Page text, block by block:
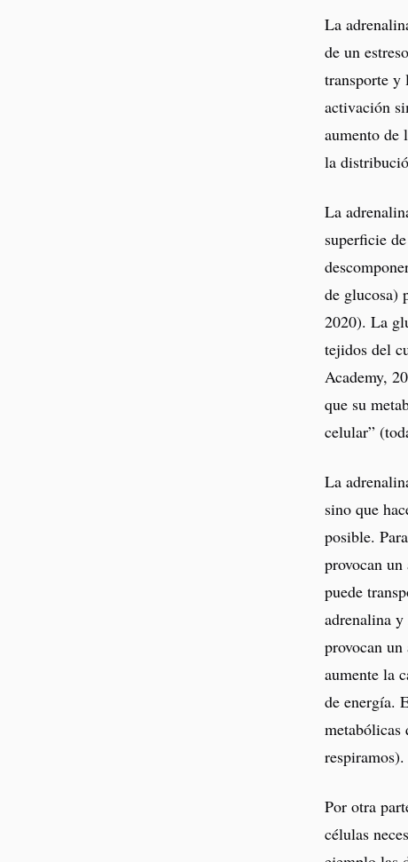
La
de un
transporte y
activación
aumento de
la
La
superficie
de glucosa)
2020). La
tejidos del
Academy,
que su
celular”
La
sino que
posible.
provocan
puede
adrenalina
provocan
aumente la
de energía.
metabólicas
respiramos).
Por otra
células